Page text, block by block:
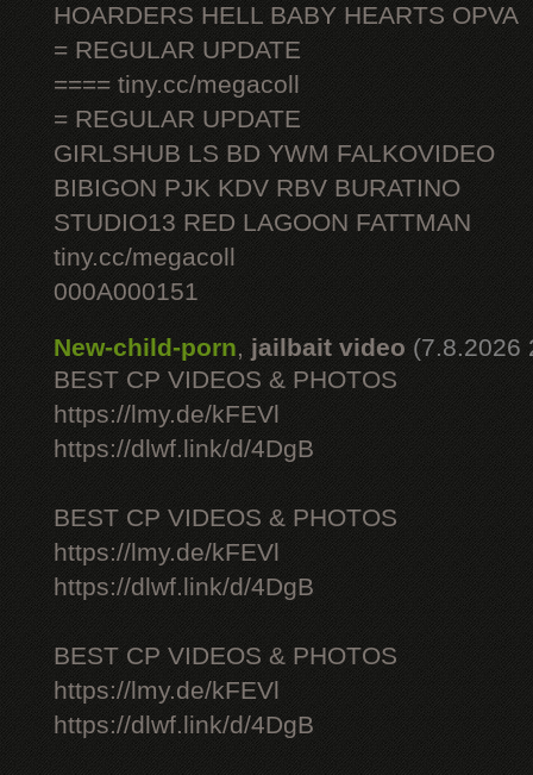
HOARDERS HELL BABY HEARTS OPVA
= REGULAR UPDATE
==== tiny.cc/megacoll
= REGULAR UPDATE
GIRLSHUB LS BD YWM FALKOVIDEO
BIBIGON PJK KDV RBV BURATINO
STUDIO13 RED LAGOON FATTMAN
tiny.cc/megacoll
000A000151
New-child-porn, jailbait video (7.8.2026
BEST CP VIDEOS & PHOTOS
https://lmy.de/kFEVl
https://dlwf.link/d/4DgB
BEST CP VIDEOS & PHOTOS
https://lmy.de/kFEVl
https://dlwf.link/d/4DgB
BEST CP VIDEOS & PHOTOS
https://lmy.de/kFEVl
https://dlwf.link/d/4DgB